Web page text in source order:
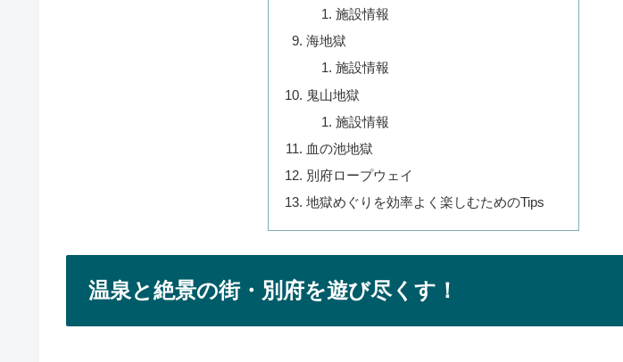
施設情報
海地獄
施設情報
鬼山地獄
施設情報
血の池地獄
別府ロープウェイ
地獄めぐりを効率よく楽しむためのTips
温泉と絶景の街・別府を遊び尽くす！